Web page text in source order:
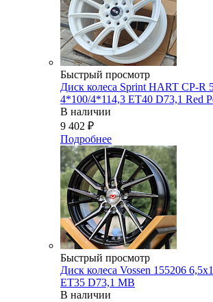
Быстрый просмотр
Диск колеса Sprint HART CP-R
4*100/4*114,3 ET40 D73,1 Red
В наличии
9 402 ₽
Подробнее
Быстрый просмотр
Диск колеса Vossen 155206
ET35 D73,1 MB
В наличии